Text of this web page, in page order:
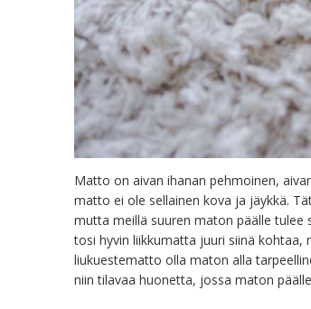
Matto on aivan ihanan pehmoinen,
matto ei ole sellainen kova ja jäykkä.
mutta meillä suuren maton päälle
tosi hyvin liikkumatta juuri siinä kohtaa,
liukuestematto olla maton alla
niin tilavaa huonetta, jossa maton